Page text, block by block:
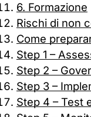
6. Formazione
Rischi di non
Come
Step 1 –
Step 2 –
Step 3 –
Step 4 – Test